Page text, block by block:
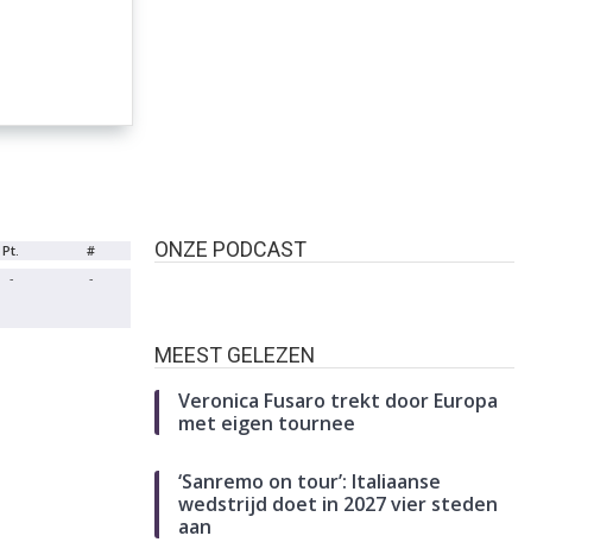
Pt. #
- -
ONZE PODCAST
MEEST GELEZEN
Veronica Fusaro trekt door Europa
met eigen tournee
‘Sanremo on tour’: Italiaanse
wedstrijd doet in 2027 vier steden
aan